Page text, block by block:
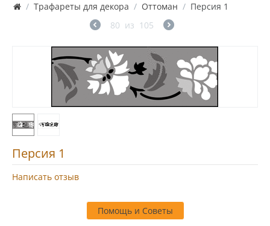
/ Трафареты для декора / Оттоман / Персия 1
80 из 105
Персия 1
Написать отзыв
Помощь и Советы